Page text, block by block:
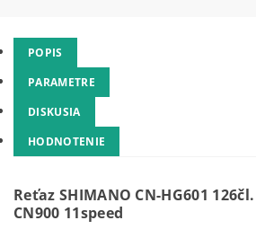
POPIS
PARAMETRE
DISKUSIA
HODNOTENIE
Reťaz SHIMANO CN-HG601
CN900 11speed